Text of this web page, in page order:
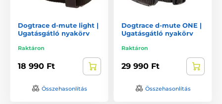
Dogtrace d-mute light |
Ugatásgátló nyakörv
Raktáron
18 990 Ft
Összehasonlítás
Dogtrace d-mute ONE |
Ugatásgátló nyakörv
Raktáron
29 990 Ft
Összehasonlítás